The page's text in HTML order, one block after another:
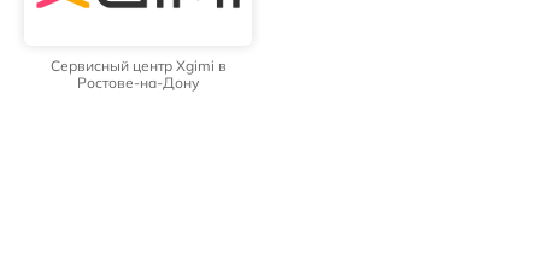
Сервисный центр Xgimi в
Ростове-на-Дону